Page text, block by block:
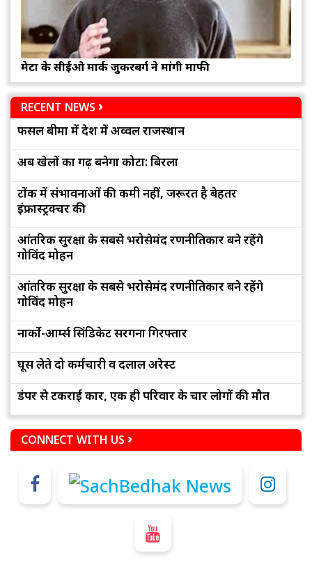
मेटा के सीईओ मार्क जुकरबर्ग ने मांगी माफी
RECENT NEWS
फसल बीमा में देश में अव्वल राजस्थान
अब खेलों का गढ़ बनेगा कोटा: बिरला
टोंक में संभावनाओं की कमी नहीं, जरूरत है बेहतर
इंफ्रास्ट्रक्चर की
आंतरिक सुरक्षा के सबसे भरोसेमंद रणनीतिकार बने रहेंगे
गोविंद मोहन
आंतरिक सुरक्षा के सबसे भरोसेमंद रणनीतिकार बने रहेंगे
गोविंद मोहन
नार्को-आर्म्स सिंडिकेट सरगना गिरफ्तार
घूस लेते दो कर्मचारी व दलाल अरेस्ट
डंपर से टकराई कार, एक ही परिवार के चार लोगों की मौत
CONNECT WITH US